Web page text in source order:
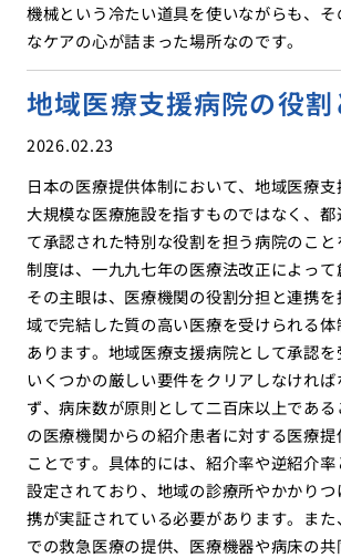
機械という冷たい道具を使いながらも、
なケアの心が詰まった場所なのです。
地域医療支援病院の役
2026.02.23
日本の医療提供体制において、地域医療
大規模な医療施設を指すものではなく、
て承認された特別な役割を担う病院のこ
制度は、一九九七年の医療法改正によって
その主眼は、医療機関の役割分担と連携
域で完結した質の高い医療を受けられる
あります。地域医療支援病院として承認を
いくつかの厳しい要件をクリアしなけれ
ず、病床数が原則として二百床以上であ
の医療機関からの紹介患者に対する医療
ことです。具体的には、紹介率や逆紹介
設定されており、地域の診療所やかかり
携が実証されている必要があります。ま
での救急医療の提供、医療機器や病床の